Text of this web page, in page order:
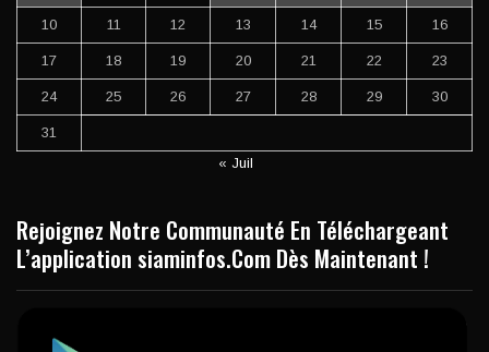
10 11 12 13 14 15 16
17 18 19 20 21 22 23
24 25 26 27 28 29 30
31
« Juil
Rejoignez Notre Communauté En Téléchargeant
L’application siaminfos.Com Dès Maintenant !